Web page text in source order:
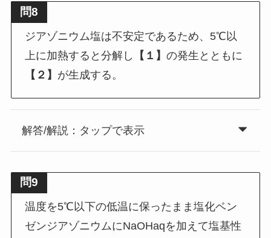
問8
ジアゾニウム塩は不安定であるため、5℃以
上に加熱すると分解し
【１】の発生とともに
【２】 が生成する。
解答/解説：タップで表示
問9
温度を5℃以下の低温に保ったまま塩化ベン
ゼンジアゾニウムにNaOHaqを加えて塩基性